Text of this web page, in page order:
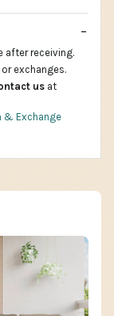
after receiving.
exchanges.
us at
& Exchange